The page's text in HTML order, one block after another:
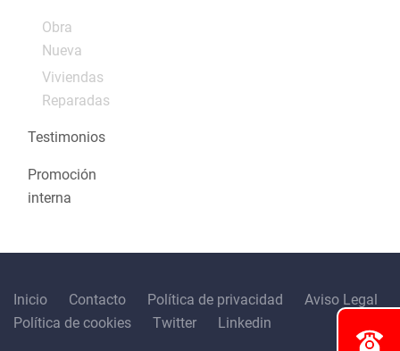
Obra
Nueva
Viviendas
Reparadas
Testimonios
Promoción
interna
Inicio Contacto Política de privacidad
Aviso Legal
Política de cookies
Twitter Linkedin